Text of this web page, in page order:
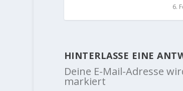
6.
HINTERLASSE EINE
Deine E-Mail-Adresse
markiert